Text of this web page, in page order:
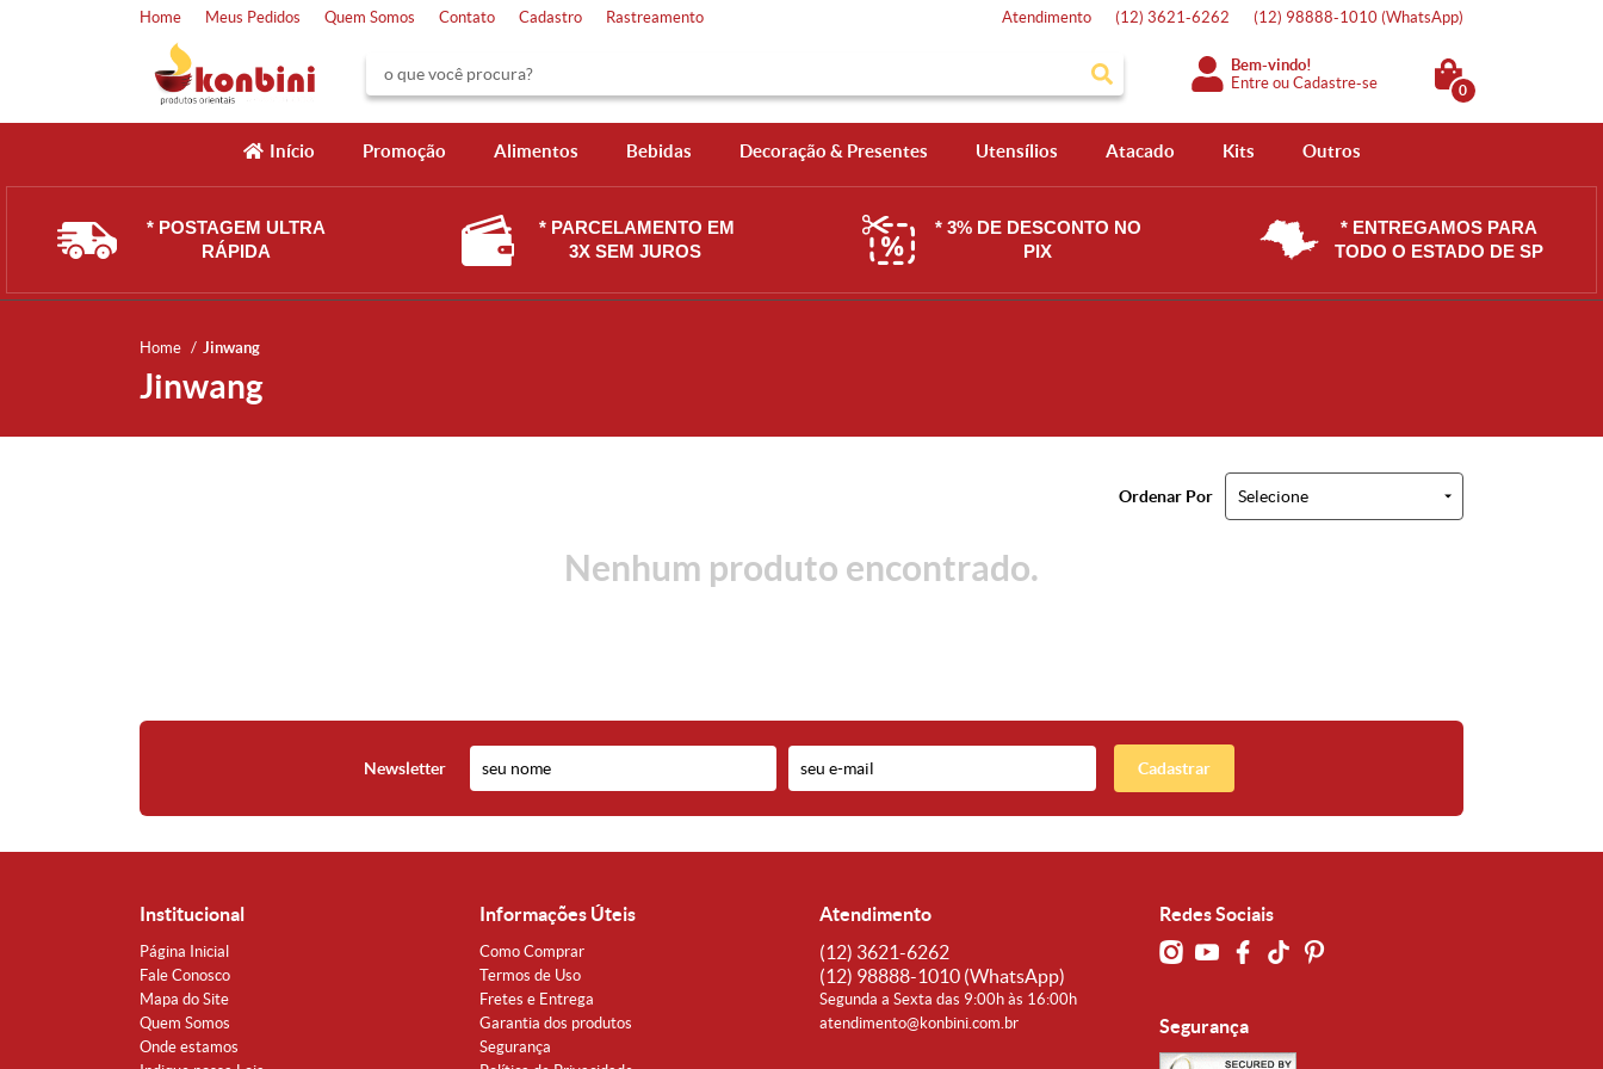
Home Meus Pedidos Quem Somos Contato Cadastro Rastreamento Atendimento (12) 3621-6262 (12) 98888-1010 (WhatsApp)
Bem-vindo!
Entre ouCadastre-se 0
Início Promoção Alimentos Bebidas Decoração & Presentes Utensílios Atacado Kits Outros
* POSTAGEM ULTRA
RÁPIDA
* PARCELAMENTO EM
3X SEM JUROS
* 3% DE DESCONTO NO
PIX
* ENTREGAMOS PARA
TODO O ESTADO DE SP
Home Jinwang
Jinwang
Ordenar Por Selecione
Nenhum produto encontrado.
Newsletter Cadastrar
Institucional
Página Inicial
Fale Conosco
Mapa do Site
Quem Somos
Onde estamos
Informações Úteis
Como Comprar
Termos de Uso
Fretes e Entrega
Garantia dos produtos
Segurança
Atendimento
(12) 3621-6262
(12) 98888-1010 (WhatsApp)
Segunda a Sexta das 9:00h às 16:00h
atendimento@konbini.com.br
Redes Sociais
Segurança